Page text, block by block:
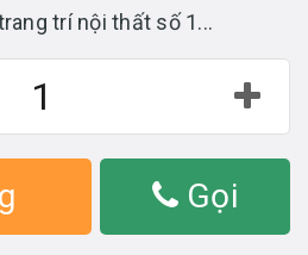
trí nội thất số 1...
Gọi